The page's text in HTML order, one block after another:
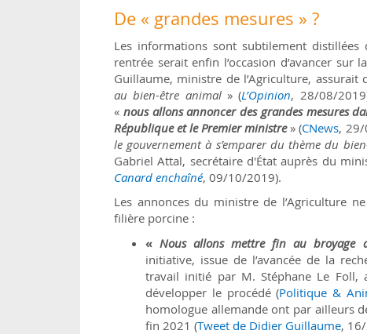
De « grandes mesures » ?
Les informations sont subtilement
rentrée serait enfin l’occasion d’avancer
Guillaume, ministre de l’Agriculture,
au bien-être animal » (L’Opinion, 28/08/
« nous allons annoncer des grandes mesures
République et le Premier ministre» (CNews, 29/
le gouvernement à s’emparer du thème du
Gabriel Attal, secrétaire d'État auprès du
Canard enchaîné, 09/10/2019).
Les annonces du ministre de l’Agriculture
filière porcine :
«Nous allons mettre fin au broyage
initiative, issue de l’avancée de la
travail initié par M. Stéphane Le Foll,
développer le procédé (Politique &
homologue allemande ont par ailleurs
fin 2021 (Tweet de Didier Guillaume,